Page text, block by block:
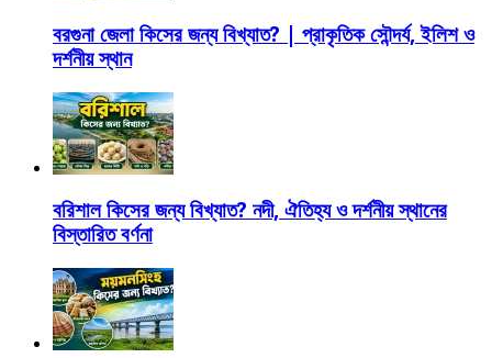
বরগুনা জেলা কিসের জন্য বিখ্যাত? | প্রাকৃতিক সৌন্দর্য, ইলিশ ও
দর্শনীয় স্থান
বরিশাল কিসের জন্য বিখ্যাত? নদী, ঐতিহ্য ও দর্শনীয় স্থানের
বিস্তারিত বর্ণনা